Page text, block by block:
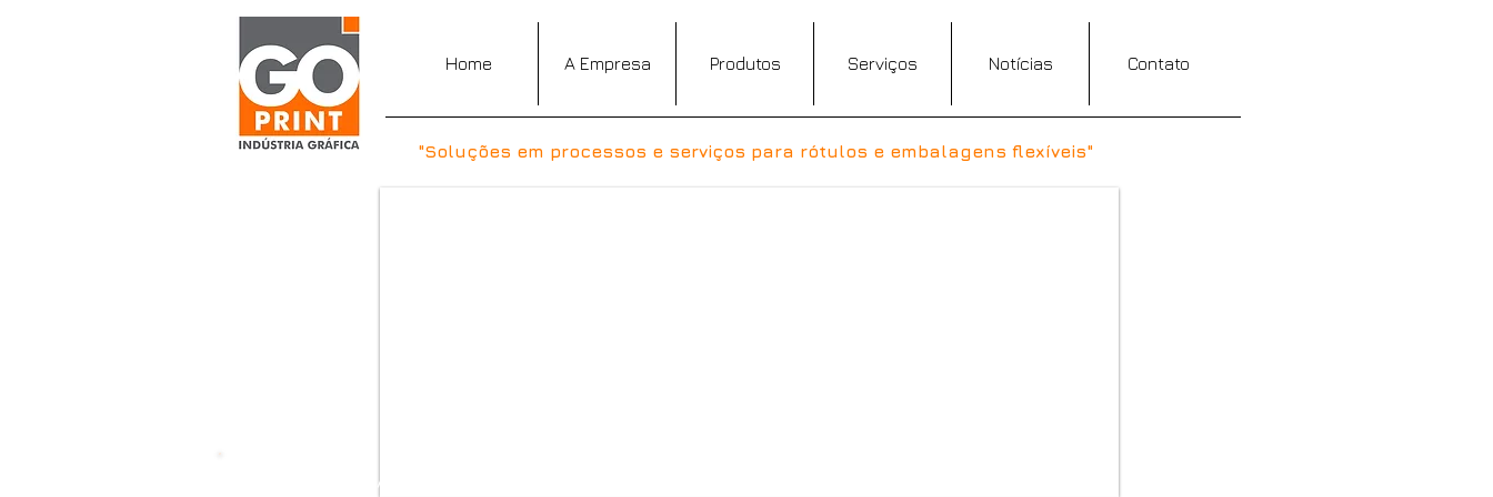
Home A Empresa Produtos Serviços Notícias Contato
"Soluções em processos e serviços para rótulos e embalagens flexíveis"
A SOLUÇÃO em